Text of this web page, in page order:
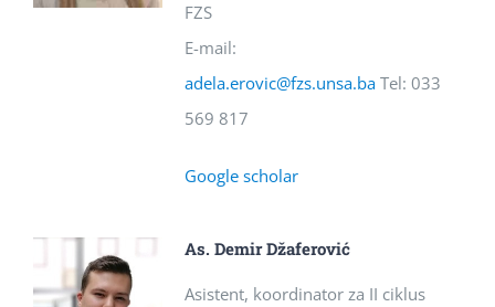
FZS
E-mail:
adela.erovic@fzs.unsa.ba Tel: 033
569 817
Google scholar
As. Demir Džaferović
Asistent, koordinator za II ciklus